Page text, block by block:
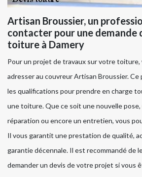
Artisan Broussier, un
contacter pour une demande
toiture à Damery
Pour un projet de travaux sur votre toiture,
adresser au couvreur Artisan Broussier.
les qualifications pour prendre en charge
une toiture. Que ce soit une nouvelle
réparation ou encore un entretien, vous
Il vous garantit une prestation de qualité,
garantie décennale. Il est recommandé de
demander un devis de votre projet si vous